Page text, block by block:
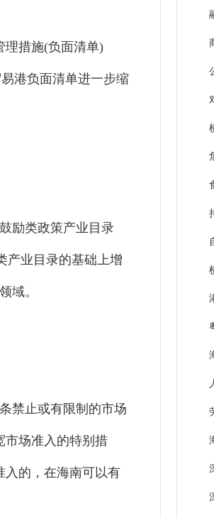
理措施(负面清单)
港负面清单进一步缩
励类政策产业目录
产业目录的基础上增
域。
禁止或有限制的市场
市场准入的特别措
入的，在海南可以有